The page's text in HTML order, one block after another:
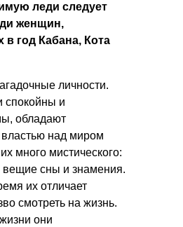
леди следует
женщин,
год Кабана, Кота
личности.
спокойны и
обладают
властью над миром
много мистического:
вещие сны и знамения.
их отличает
смотреть на жизнь.
они